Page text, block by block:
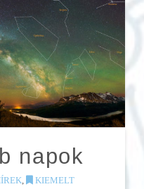
napok
, KIEMELT